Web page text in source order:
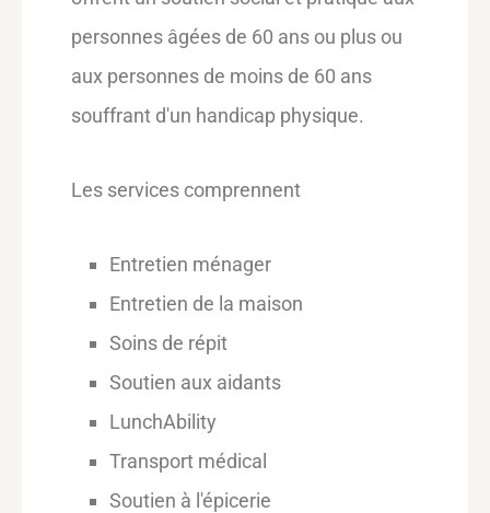
personnes âgées de 60 ans ou plus ou
aux personnes de moins de 60 ans
souffrant d'un handicap physique.
Les services comprennent
Entretien ménager
Entretien de la maison
Soins de répit
Soutien aux aidants
LunchAbility
Transport médical
Soutien à l'épicerie